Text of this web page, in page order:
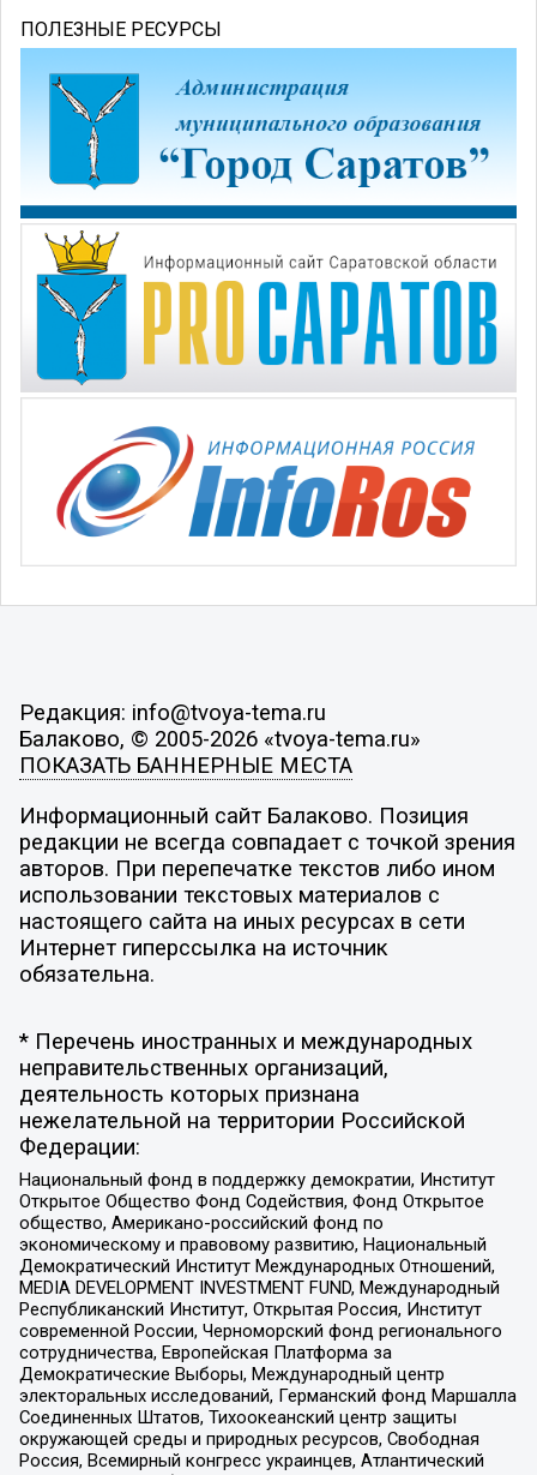
ПОЛЕЗНЫЕ РЕСУРСЫ
Редакция: info@tvoya-tema.ru
Балаково, © 2005-2026 «tvoya-tema.ru»
ПОКАЗАТЬ БАННЕРНЫЕ МЕСТА
Информационный сайт Балаково. Позиция
редакции не всегда совпадает с точкой зрения
авторов. При перепечатке текстов либо ином
использовании текстовых материалов с
настоящего сайта на иных ресурсах в сети
Интернет гиперссылка на источник
обязательна.
* Перечень иностранных и международных
неправительственных организаций,
деятельность которых признана
нежелательной на территории Российской
Федерации:
Национальный фонд в поддержку демократии, Институт
Открытое Общество Фонд Содействия, Фонд Открытое
общество, Американо-российский фонд по
экономическому и правовому развитию, Национальный
Демократический Институт Международных Отношений,
MEDIA DEVELOPMENT INVESTMENT FUND, Международный
Республиканский Институт, Открытая Россия, Институт
современной России, Черноморский фонд регионального
сотрудничества, Европейская Платформа за
Демократические Выборы, Международный центр
электоральных исследований, Германский фонд Маршалла
Соединенных Штатов, Тихоокеанский центр защиты
окружающей среды и природных ресурсов, Свободная
Россия, Всемирный конгресс украинцев, Атлантический